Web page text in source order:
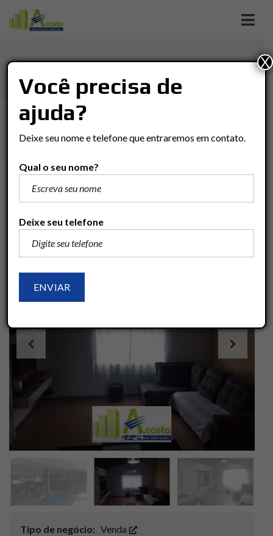
Imóveis Chácara
R$1.200.000
1/24
Tipo de negócio: Venda
Você precisa de
ajuda?
Deixe seu nome e telefone que entraremos em contato.
Qual o seu nome?
Deixe seu telefone
X